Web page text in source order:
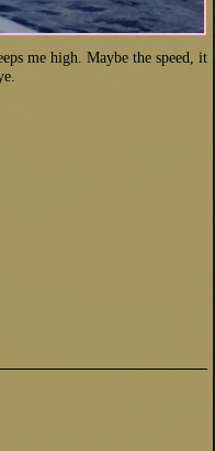
me high. Maybe the speed, it